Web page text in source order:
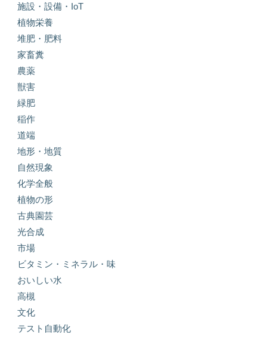
施設・設備・IoT
植物栄養
堆肥・肥料
家畜糞
農薬
獣害
緑肥
稲作
道端
地形・地質
自然現象
化学全般
植物の形
古典園芸
光合成
市場
ビタミン・ミネラル・味
おいしい水
高槻
文化
テスト自動化